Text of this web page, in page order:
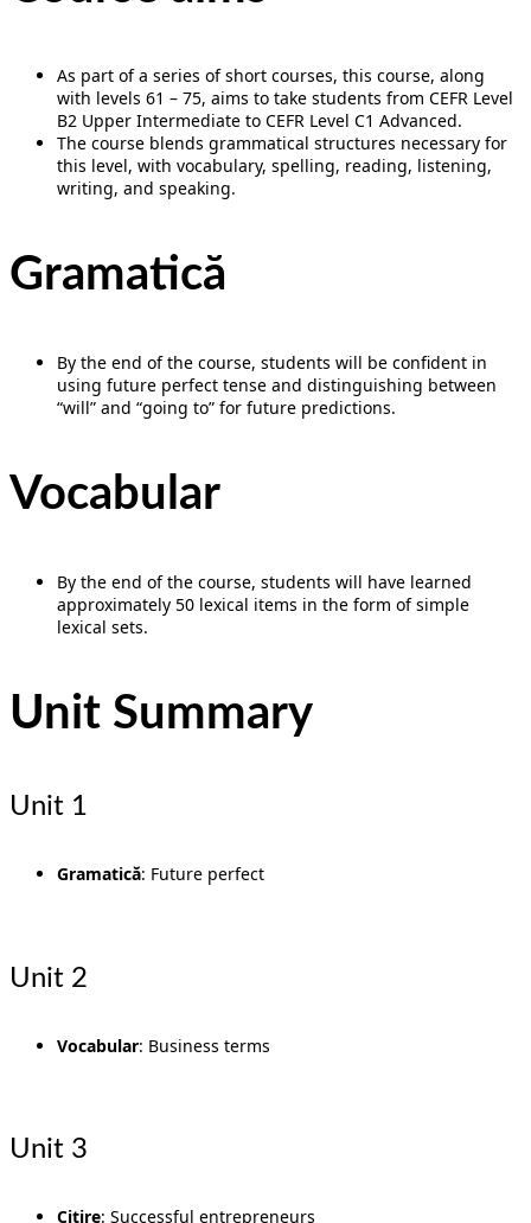
As part of a series of short courses, this course, along
with levels 61 – 75, aims to take students from CEFR Level
B2 Upper Intermediate to CEFR Level C1 Advanced.
The course blends grammatical structures necessary for
this level, with vocabulary, spelling, reading, listening,
writing, and speaking.
Gramatică
By the end of the course, students will be confident in
using future perfect tense and distinguishing between
“will” and “going to” for future predictions.
Vocabular
By the end of the course, students will have learned
approximately 50 lexical items in the form of simple
lexical sets.
Unit Summary
Unit 1
Gramatică: Future perfect
Unit 2
Vocabular: Business terms
Unit 3
Citire: Successful entrepreneurs